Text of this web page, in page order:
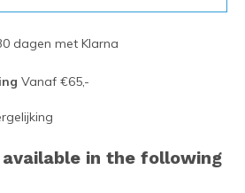
dagen met Klarna
Vanaf €65,-
in the following